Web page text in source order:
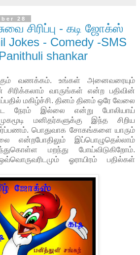
28
சிரிப்பு - கடி ஜோக்ஸ்
- Comedy -SMS
shankar
வணக்கம். உங்கள் அனைவரையும்
சிரிக்கலாம் வாருங்கள் என்ற பதிவின்
மகிழ்ச்சி. தினம் தினம் ஒரே வேலை
நேரம் இல்லை என்று போலியாய்
மனிதர்களுக்கு இந்த சிறிய
பொதுவாக சோகங்களை யாரும்
என்றபோதிலும் இப்பொழுதெல்லாம்
மறந்து போய்விடுகிறோம்.
ஓராயிரம் பதில்கள்